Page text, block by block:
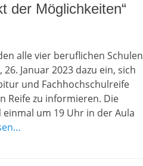
der Möglichkeiten“
alle vier beruflichen Schulen
Januar 2023 dazu ein, sich
und Fachhochschulreife
Reife zu informieren. Die
um 19 Uhr in der Aula